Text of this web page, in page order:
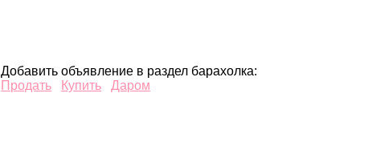
Добавить объявление в раздел барахолка:
Продать
Купить Даром